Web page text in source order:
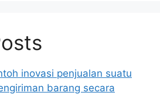
inovasi penjualan suatu
barang secara